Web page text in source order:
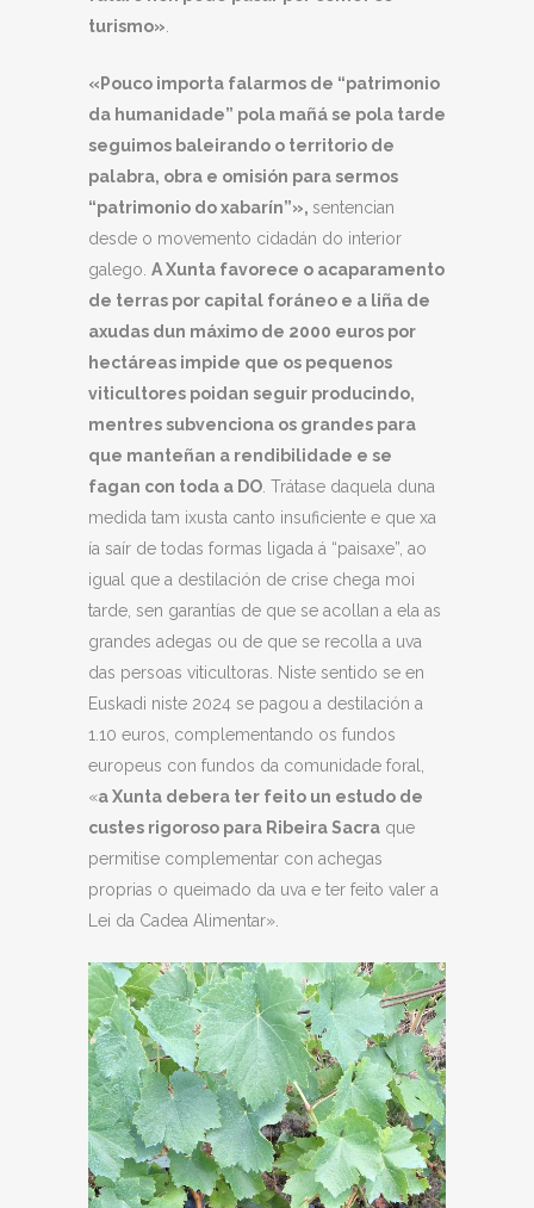
turismo».
« Pouco importa falarmos de “patrimonio
da humanidade” pola mañá se pola tarde
seguimos baleirando o territorio de
palabra, obra e omisión para sermos
“patrimonio do xabarín”», sentencian
desde o movemento cidadán do interior
galego. A Xunta favorece o acaparamento
de terras por capital foráneo e a liña de
axudas dun máximo de 2000 euros por
hectáreas impide que os pequenos
viticultores poidan seguir producindo,
mentres subvenciona os grandes para
que manteñan a rendibilidade e se
fagan con toda a DO. Trátase daquela duna
medida tam ixusta canto insuficiente e que xa
ía saír de todas formas ligada á “paisaxe”, ao
igual que a destilación de crise chega moi
tarde, sen garantías de que se acollan a ela as
grandes adegas ou de que se recolla a uva
das persoas viticultoras. Niste sentido se en
Euskadi niste 2024 se pagou a destilación a
1.10 euros, complementando os fundos
europeus con fundos da comunidade foral,
«a Xunta debera ter feito un estudo de
custes rigoroso para Ribeira Sacra que
permitise complementar con achegas
proprias o queimado da uva e ter feito valer a
Lei da Cadea Alimentar».